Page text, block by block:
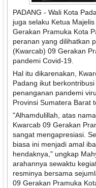
PADANG - Wali Kota
juga selaku Ketua
Gerakan Pramuka Kota
peranan yang dilihatkan
(Kwarcab) 09 Gerakan
pandemi Covid-19.
Hal itu dikarenakan,
Padang ikut
penanganan pandemi
Provinsi Sumatera Barat
"Alhamdulillah, atas
Kwarcab 09 Gerakan
sangat mengapresiasi.
biasa ini menjadi amal
hendaknya," ungkap
arahannya sewaktu
resminya bersama
09 Gerakan Pramuka